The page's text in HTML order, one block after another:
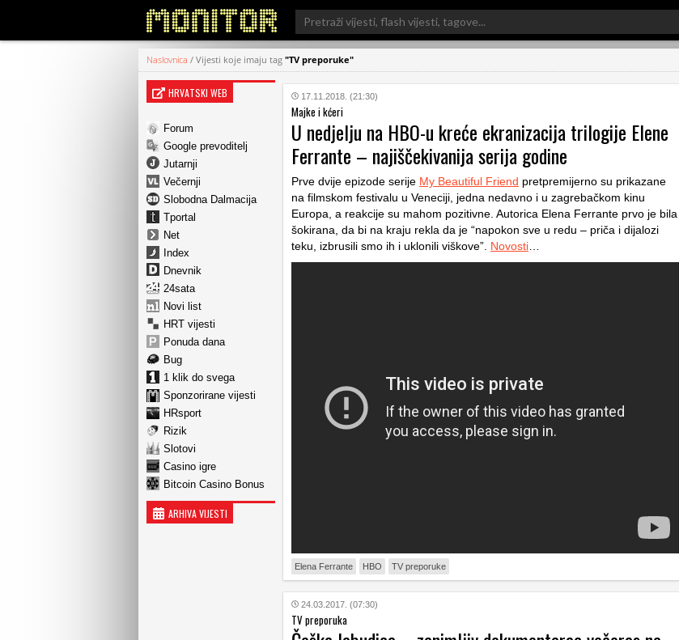
Search
for:
Naslovnica / Vijesti koje imaju tag "TV preporuke"
HRVATSKI WEB
Forum
Google prevoditelj
Jutarnji
Večernji
Slobodna Dalmacija
Tportal
Net
Index
Dnevnik
24sata
Novi list
HRT vijesti
Ponuda dana
Bug
1 klik do svega
Sponzorirane vijesti
HRsport
Rizik
Slotovi
Casino igre
Bitcoin Casino Bonus
ARHIVA VIJESTI
17.11.2018. (21:30)
Majke i kćeri
U nedjelju na HBO-u kreće ekranizacija trilogije Elene
Ferrante – najiščekivanija serija godine
Prve dvije epizode serije My Beautiful Friend pretpremijerno su prikazane
na filmskom festivalu u Veneciji, jedna nedavno i u zagrebačkom kinu
Europa, a reakcije su mahom pozitivne. Autorica Elena Ferrante prvo je bila
šokirana, da bi na kraju rekla da je “napokon sve u redu – priča i dijalozi
teku, izbrusili smo ih i uklonili viškove”. Novosti
Elena Ferrante HBO TV preporuke
24.03.2017. (07:30)
TV preporuka